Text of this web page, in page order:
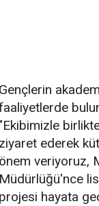
Gençlerin
"Ekibimizle
ziyaret ederek
önem veriyoruz,
Müdürlüğü'nce
projesi hayata